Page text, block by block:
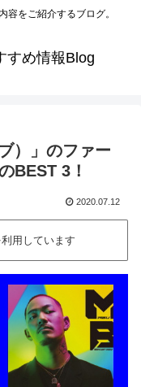
容をご紹介するブログ。
すめ情報Blog
）」のファー
BEST 3！
2020.07.12
用しています